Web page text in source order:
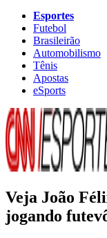
Esportes
Futebol
Brasileirão
Automobilismo
Tênis
Apostas
eSports
Veja João
jogando